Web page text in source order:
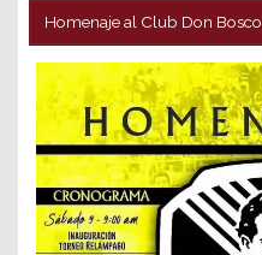
Homenaje al Club Don Bosco